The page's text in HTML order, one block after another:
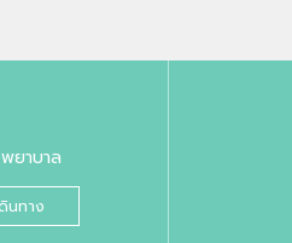
ยาบาล
นทาง